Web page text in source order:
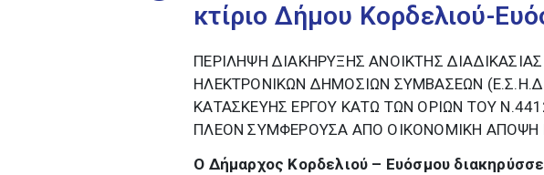
κτίριο Δήμου Κορδελιού-
ΠΕΡΙΛΗΨΗ ΔΙΑΚΗΡΥΞΗΣ ΑΝΟΙΚΤΗΣ
ΗΛΕΚΤΡΟΝΙΚΩΝ ΔΗΜΟΣΙΩΝ ΣΥΜΒΑΣΕΩΝ
ΚΑΤΑΣΚΕΥΗΣ ΕΡΓΟΥ ΚΑΤΩ ΤΩΝ ΟΡΙΩΝ ΤΟΥ
ΠΛΕΟΝ ΣΥΜΦΕΡΟΥΣΑ ΑΠΟ ΟΙΚΟΝΟΜΙΚΗ
Ο Δήμαρχος Κορδελιού – Ευόσμου